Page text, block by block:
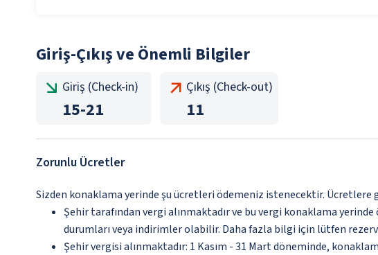
Giriş-Çıkış ve Önemli Bilgiler
Giriş (Check-in)
15-21
Çıkış (Check-out)
11
Zorunlu Ücretler
Sizden konaklama yerinde şu ücretleri ödemeniz istenecektir.
Şehir tarafından vergi alınmaktadır ve bu vergi konaklama
durumları veya indirimler olabilir. Daha fazla bilgi için lütfen
Şehir vergisi alınmaktadır: 1 Kasım - 31 Mart döneminde,